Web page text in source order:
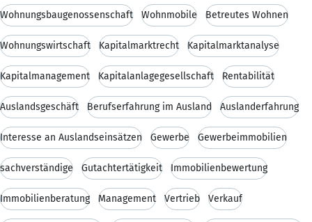
Wohnungsbaugenossenschaft Wohnmobile Betreutes Wohnen
Wohnungswirtschaft Kapitalmarktrecht Kapitalmarktanalyse
Kapitalmanagement Kapitalanlagegesellschaft Rentabilität
Auslandsgeschäft Berufserfahrung im Ausland Auslanderfahrung
Interesse an Auslandseinsätzen Gewerbe Gewerbeimmobilien
sachverständige Gutachtertätigkeit Immobilienbewertung
Immobilienberatung Management Vertrieb Verkauf